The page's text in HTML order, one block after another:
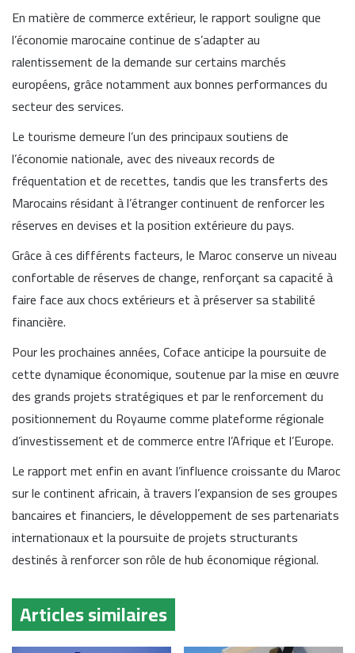
En matière de commerce extérieur, le rapport souligne que
l’économie marocaine continue de s’adapter au
ralentissement de la demande sur certains marchés
européens, grâce notamment aux bonnes performances du
secteur des services.
Le tourisme demeure l’un des principaux soutiens de
l’économie nationale, avec des niveaux records de
fréquentation et de recettes, tandis que les transferts des
Marocains résidant à l’étranger continuent de renforcer les
réserves en devises et la position extérieure du pays.
Grâce à ces différents facteurs, le Maroc conserve un niveau
confortable de réserves de change, renforçant sa capacité à
faire face aux chocs extérieurs et à préserver sa stabilité
financière.
Pour les prochaines années, Coface anticipe la poursuite de
cette dynamique économique, soutenue par la mise en œuvre
des grands projets stratégiques et par le renforcement du
positionnement du Royaume comme plateforme régionale
d’investissement et de commerce entre l’Afrique et l’Europe.
Le rapport met enfin en avant l’influence croissante du Maroc
sur le continent africain, à travers l’expansion de ses groupes
bancaires et financiers, le développement de ses partenariats
internationaux et la poursuite de projets structurants
destinés à renforcer son rôle de hub économique régional.
Articles similaires